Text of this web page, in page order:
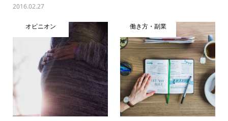
2016.02.27
オピニオン 働き方・副業